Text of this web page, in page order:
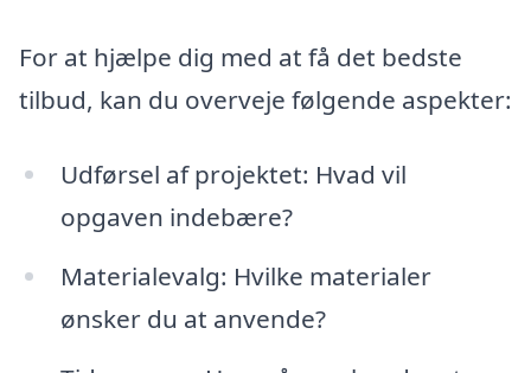
For at hjælpe dig med at få det bedste
tilbud, kan du overveje følgende aspekter:
Udførsel af projektet: Hvad vil
opgaven indebære?
Materialevalg: Hvilke materialer
ønsker du at anvende?